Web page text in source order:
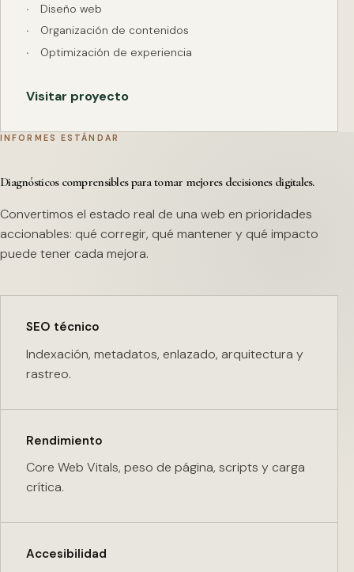
Diseño web
Organización de contenidos
Optimización de experiencia
Visitar proyecto
INFORMES ESTÁNDAR
Diagnósticos comprensibles para tomar mejores decisiones digitales.
Convertimos el estado real de una web en prioridades
accionables: qué corregir, qué mantener y qué impacto
puede tener cada mejora.
SEO técnico
Indexación, metadatos, enlazado, arquitectura y
rastreo.
Rendimiento
Core Web Vitals, peso de página, scripts y carga
crítica.
Accesibilidad